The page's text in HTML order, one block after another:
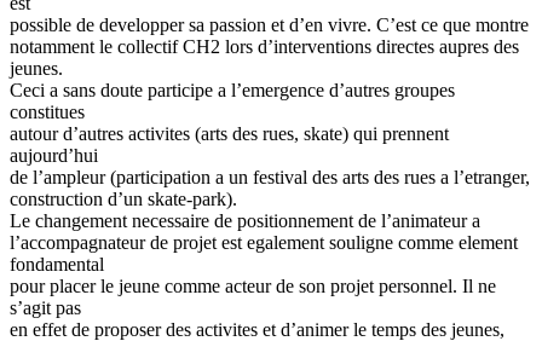
possible de developper sa passion et d’en vivre. C’est ce que montre
notamment le collectif CH2 lors d’interventions directes aupres des
jeunes.
Ceci a sans doute participe a l’emergence d’autres groupes
constitues
autour d’autres activites (arts des rues, skate) qui prennent
aujourd’hui
de l’ampleur (participation a un festival des arts des rues a l’etranger,
construction d’un skate-park).
Le changement necessaire de positionnement de l’animateur a
l’accompagnateur de projet est egalement souligne comme element
fondamental
pour placer le jeune comme acteur de son projet personnel. Il ne
s’agit pas
en effet de proposer des activites et d’animer le temps des jeunes,